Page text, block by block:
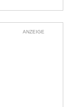
ANZEIGE